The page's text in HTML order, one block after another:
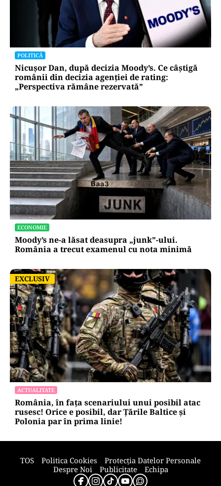
POLITICĂ
Nicușor Dan, după decizia Moody’s. Ce câștigă
românii din decizia agenției de rating:
„Perspectiva rămâne rezervată”
ECONOMIE
Moody’s ne-a lăsat deasupra „junk”-ului.
România a trecut examenul cu nota minimă
EXCLUSIV
EXCLUSIV
ACTUALITATE
România, în fața scenariului unui posibil atac
rusesc! Orice e posibil, dar Țările Baltice și
Polonia par în prima linie!
TOS Politica Cookies
Protecția Datelor Personale
Despre Noi
Publicitate Echipa